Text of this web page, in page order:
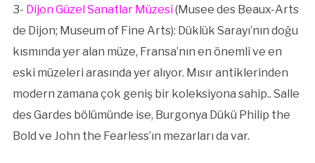
3- Dijon Güzel Sanatlar Müzesi(Musee des Beaux-Arts
de Dijon; Museum of Fine Arts): Düklük Sarayı’nın doğu
kısmında yer alan müze, Fransa’nın en önemli ve en
eski müzeleri arasında yer alıyor. Mısır antiklerinden
modern zamana çok geniş bir koleksiyona sahip.. Salle
des Gardes bölümünde ise, Burgonya Dükü Philip the
Bold ve John the Fearless’ın mezarları da var.